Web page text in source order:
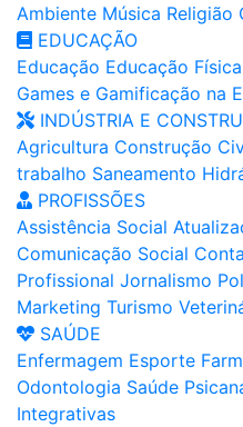
Ambiente Música Religião
EDUCAÇÃO
Educação Educação Física
Games e Gamificação na
INDÚSTRIA E
Agricultura Construção
trabalho Saneamento
PROFISSÕES
Assistência Social
Comunicação Social
Profissional Jornalismo
Marketing Turismo
SAÚDE
Enfermagem Esporte
Odontologia Saúde
Integrativas